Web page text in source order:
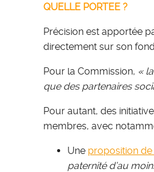
QUELLE PORTEE ?
Précision est apportée
directement sur son
Pour la Commission, «
que des partenaires
Pour autant, des
membres, avec
Une proposition de
paternité d’au